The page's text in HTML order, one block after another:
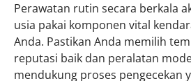
Perawatan rutin secara berkala
usia pakai komponen vital
Anda. Pastikan Anda memilih
reputasi baik dan peralatan
mendukung proses pengecekan